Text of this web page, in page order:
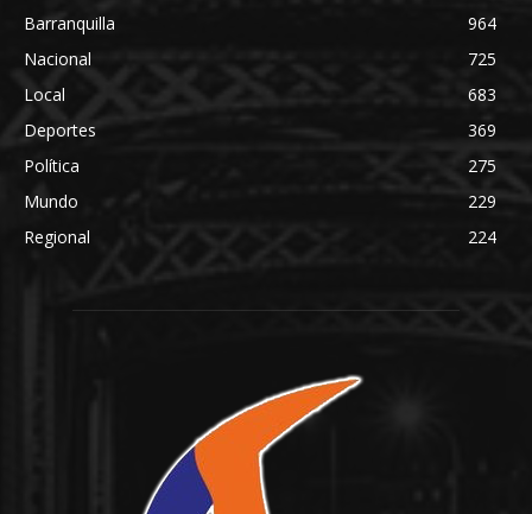
Barranquilla
964
Nacional
725
Local
683
Deportes
369
Política
275
Mundo
229
Regional
224